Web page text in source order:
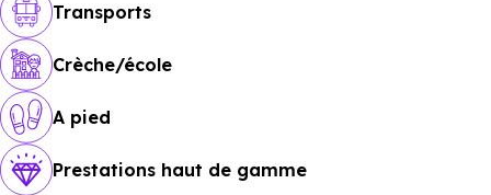
Transports
Crèche/école
A pied
Prestations haut de gamme